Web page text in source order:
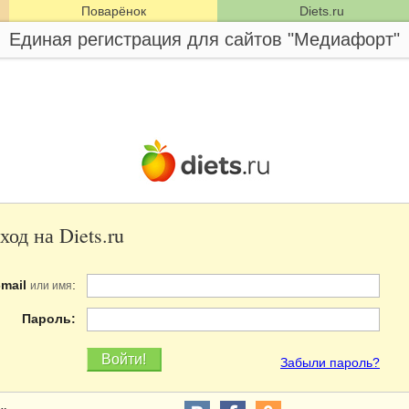
Поварёнок Diets.ru
Единая регистрация для сайтов "Медиафорт"
на Diets.ru
или имя:
Пароль:
Забыли пароль?